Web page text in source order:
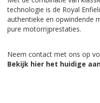
technologie is de Royal
authentieke en opwindende
pure motorrijprestaties.
Neem contact met ons op
Bekijk hier het huidige